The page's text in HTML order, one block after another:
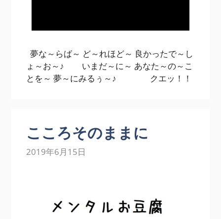
夢な～らば～ ど～れほど～ 良かったで～し
ょ～お～♪ いまだ～に～ あなた～の～こ
とを～ 夢～にみるぅ～♪ クエッ！！
こころそのままに
2019年6月15日